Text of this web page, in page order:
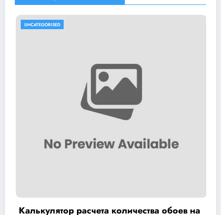
расчета количества обоев на Стоит